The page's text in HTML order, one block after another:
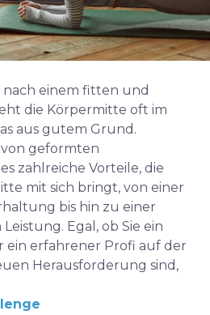
einem fitten und
die Körpermitte oft im
aus gutem Grund.
von geformten
zahlreiche Vorteile, die
mit sich bringt, von einer
bis hin zu einer
Egal, ob Sie ein
ein erfahrener Profi auf der
Herausforderung sind,